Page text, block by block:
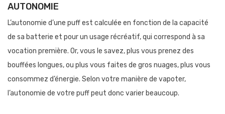
AUTONOMIE
L’autonomie d’une puff est calculée en fonction de la capacité
de sa batterie et pour un usage récréatif, qui correspond à sa
vocation première. Or, vous le savez, plus vous prenez des
bouffées longues, ou plus vous faites de gros nuages, plus vous
consommez d’énergie. Selon votre manière de vapoter,
l’autonomie de votre puff peut donc varier beaucoup.